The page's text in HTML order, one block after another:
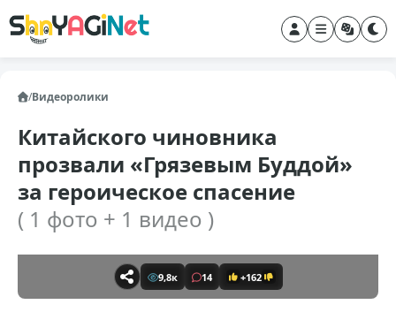
/Видеоролики
Китайского чиновника
прозвали «Грязевым Буддой»
за героическое спасение
( 1 фото + 1 видео )
9,8к 14 +162